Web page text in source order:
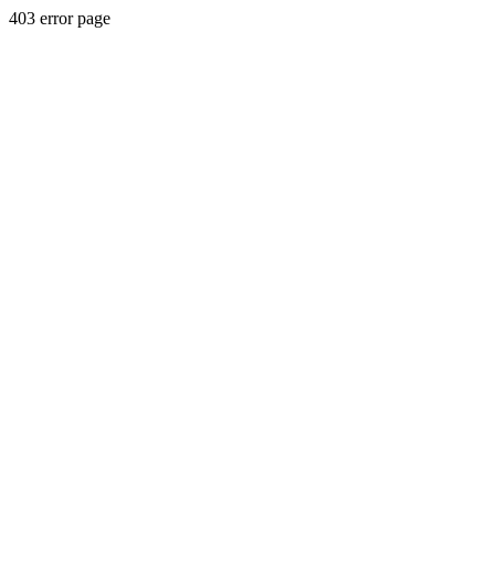
403 error page